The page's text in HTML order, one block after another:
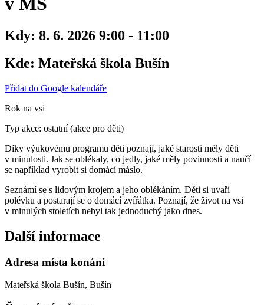
Kdy: 8. 6. 2026 9:00 - 11:00
Kde: Mateřská škola Bušín
Přidat do Google kalendáře
Rok na vsi
Typ akce: ostatní (akce pro děti)
Díky výukovému programu děti poznají, jaké starosti měly děti
v minulosti. Jak se oblékaly, co jedly, jaké měly povinnosti a naučí
se například vyrobit si domácí máslo.
Seznámí se s lidovým krojem a jeho oblékáním. Děti si uvaří
polévku a postarají se o domácí zvířátka. Poznají, že život na vsi
v minulých stoletích nebyl tak jednoduchý jako dnes.
Další informace
Adresa místa konání
Mateřská škola Bušín, Bušín